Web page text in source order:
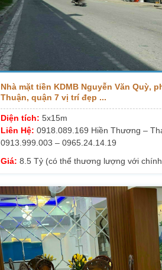
Nhà mặt tiền KDMB Nguyễn Văn Quỳ,
Thuận, quận 7 vị trí đẹp ...
Diện tích: 5x15m
Liên Hệ: 0918.089.169 Hiền Thương –
0913.999.003 – 0965.24.14.19
Giá: 8.5 Tỷ (có thể thương lượng với